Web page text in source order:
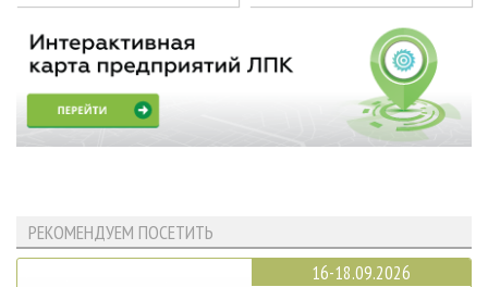
РЕКОМЕНДУЕМ ПОСЕТИТЬ
16-18.09.2026